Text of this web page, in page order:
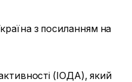
з посиланням на
(ІОДА), який